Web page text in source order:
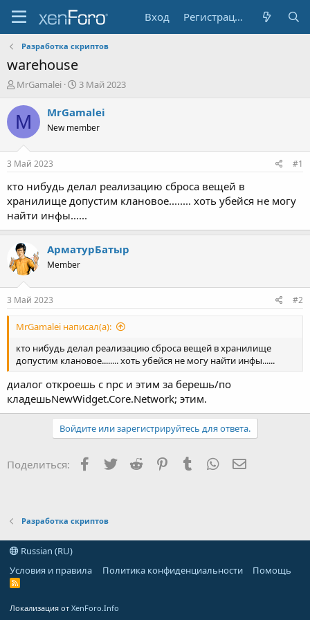
Вход Регистрация
Разработка скриптов
warehouse
А
т
о
р
е
м
ы
MrGamalei
Д
т
н
л
3 Май 2023
M MrGamalei
New member
3 Май 2023 #1
кто нибудь делал реализацию сброса вещей в
хранилище допустим клановое........ хоть убейся не могу
найти инфы......
АрматурБатыр
Member
3 Май 2023 #2
MrGamalei написал(а):
кто нибудь делал реализацию сброса вещей в хранилище
допустим клановое........ хоть убейся не могу найти инфы......
диалог откроешь с npc и этим за берешь/по
кладешьNewWidget.Core.Network; этим.
Войдите или зарегистрируйтесь для ответа.
Поделиться: Facebook
Twitter Reddit PinterestTumblr WhatsApp
Разработка скриптов
Russian (RU)
Условия и правила
Политика конфиденциальности Помощь
R
Локализация от XenForo.Info